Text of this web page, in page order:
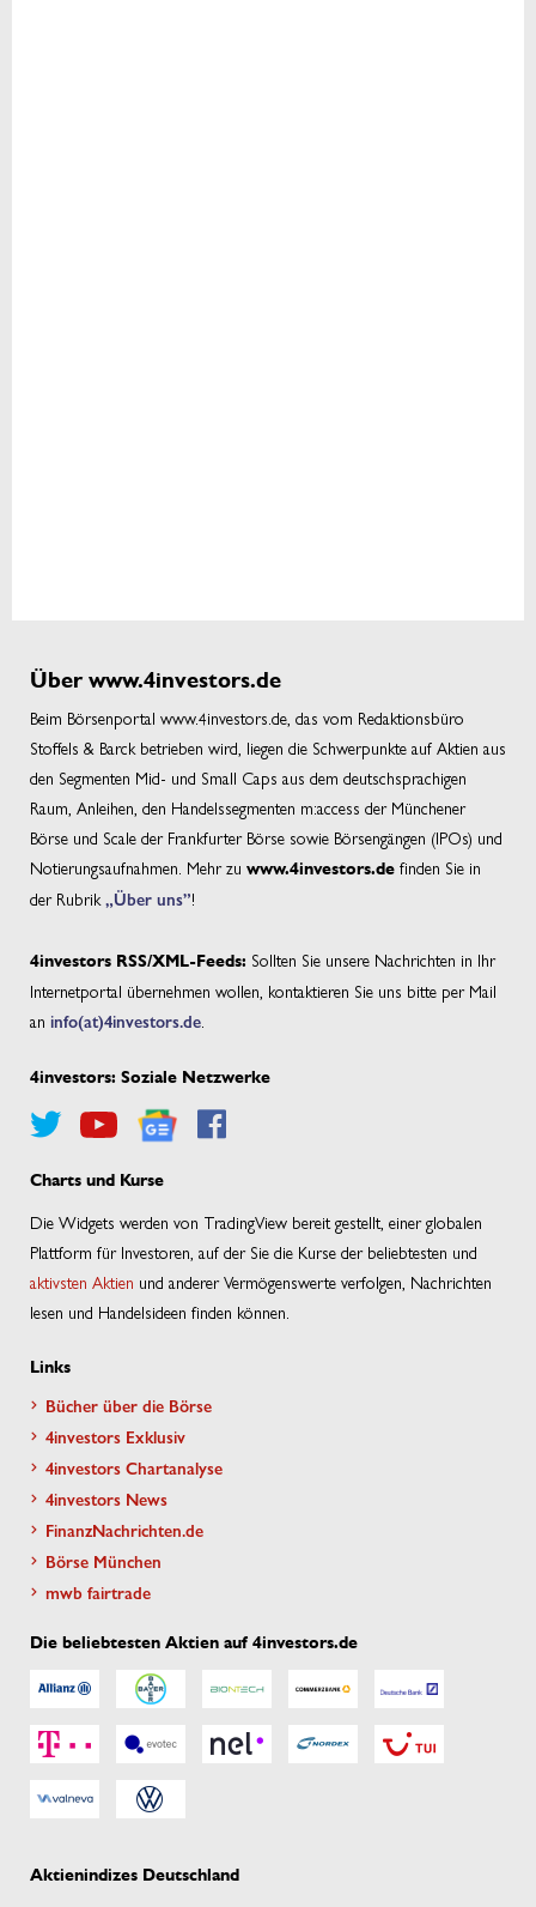
Über www.4investors.de
Beim Börsenportal www.4investors.de, das vom Redaktionsbüro
Stoffels & Barck betrieben wird, liegen die Schwerpunkte auf Aktien aus
den Segmenten Mid- und Small Caps aus dem deutschsprachigen
Raum, Anleihen, den Handelssegmenten m:access der Münchener
Börse und Scale der Frankfurter Börse sowie Börsengängen (IPOs) und
Notierungsaufnahmen. Mehr zu www.4investors.de finden Sie in
der Rubrik „Über uns”!
4investors RSS/XML-Feeds: Sollten Sie unsere Nachrichten in Ihr
Internetportal übernehmen wollen, kontaktieren Sie uns bitte per Mail
an info(at)4investors.de
4investors: Soziale Netzwerke
Charts und Kurse
Die Widgets werden von TradingView bereit gestellt, einer globalen
Plattform für Investoren, auf der Sie die Kurse der beliebtesten und
aktivsten Aktien und anderer Vermögenswerte verfolgen, Nachrichten
lesen und Handelsideen finden können.
Links
Bücher über die Börse
4investors Exklusiv
4investors Chartanalyse
4investors News
FinanzNachrichten.de
Börse München
mwb fairtrade
Die beliebtesten Aktien auf 4investors.de
Aktienindizes Deutschland